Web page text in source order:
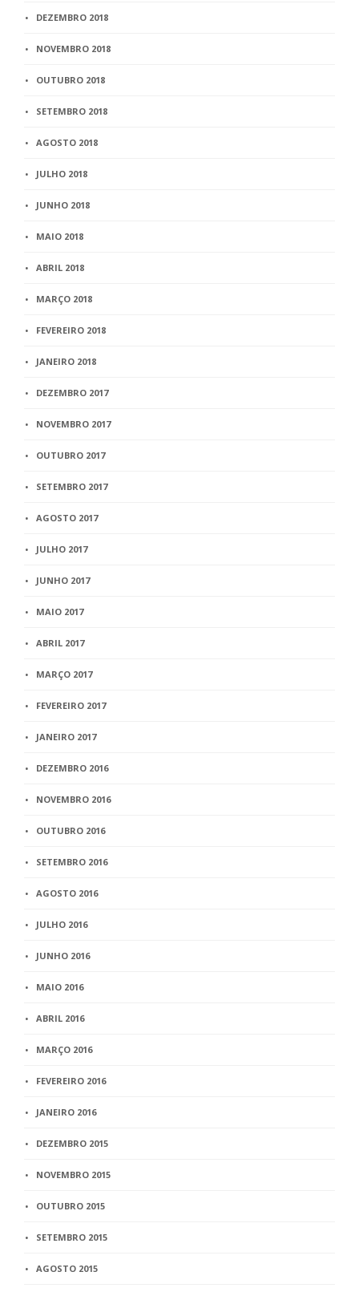
DEZEMBRO 2018
NOVEMBRO 2018
OUTUBRO 2018
SETEMBRO 2018
AGOSTO 2018
JULHO 2018
JUNHO 2018
MAIO 2018
ABRIL 2018
MARÇO 2018
FEVEREIRO 2018
JANEIRO 2018
DEZEMBRO 2017
NOVEMBRO 2017
OUTUBRO 2017
SETEMBRO 2017
AGOSTO 2017
JULHO 2017
JUNHO 2017
MAIO 2017
ABRIL 2017
MARÇO 2017
FEVEREIRO 2017
JANEIRO 2017
DEZEMBRO 2016
NOVEMBRO 2016
OUTUBRO 2016
SETEMBRO 2016
AGOSTO 2016
JULHO 2016
JUNHO 2016
MAIO 2016
ABRIL 2016
MARÇO 2016
FEVEREIRO 2016
JANEIRO 2016
DEZEMBRO 2015
NOVEMBRO 2015
OUTUBRO 2015
SETEMBRO 2015
AGOSTO 2015